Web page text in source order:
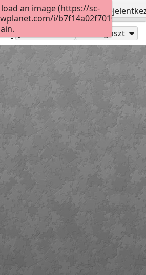
Regisztrálás
Andalñucia-España
Megoszt
an image (https://sc-
i/